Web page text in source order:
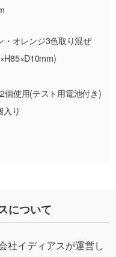
おります。→
ター部分だけを
いたいキャラク
ているデータは切
く見る
りない／塗り足
る場合
・交換依頼(商
等)
・オレンジ3色取り混ぜ
個使用(テスト用電池付き)
入り
について
社イディアスが運営し